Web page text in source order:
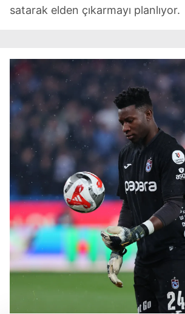
satarak elden çıkarmayı planlıyor.